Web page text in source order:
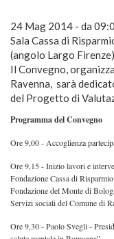
24 Mag 2014 - da
Sala Cassa di
(angolo Largo
Il Convegno,
Ravenna, sarà
del Progetto di
Programma del Convegno
Ore 9,00 - Accoglienza
Ore 9,15 - Inizio lavori e
Fondazione Cassa di
Fondazione del Monte di
Servizi sociali del Comune di
Ore 9,30 - Paolo Svegli -